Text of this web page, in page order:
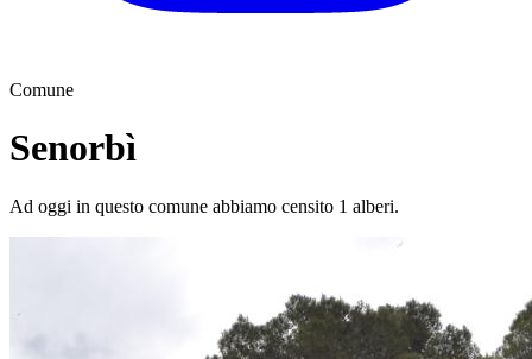
Comune
Senorbì
Ad oggi in questo comune abbiamo censito 1 alberi.